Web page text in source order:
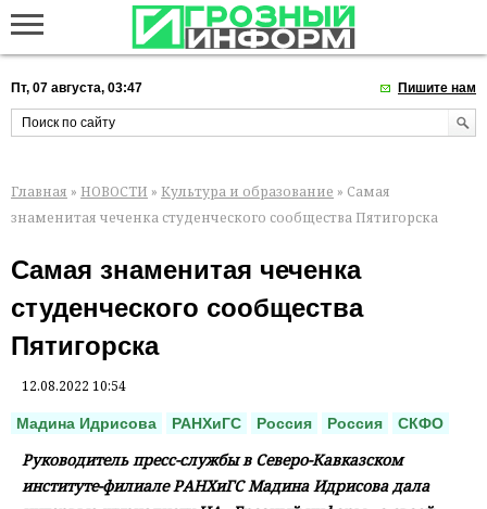
Пт, 07 августа, 03:47 Пишите нам
Главная » НОВОСТИ » Культура и образование » Самая
знаменитая чеченка студенческого сообщества Пятигорска
Самая знаменитая чеченка
студенческого сообщества
Пятигорска
12.08.2022 10:54
Мадина Идрисова РАНХиГС Россия Россия СКФО
Руководитель пресс-службы в Северо-Кавказском
институте-филиале РАНХиГС Мадина Идрисова дала